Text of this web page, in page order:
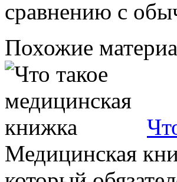
сравнению с
Похожие
Медицинская